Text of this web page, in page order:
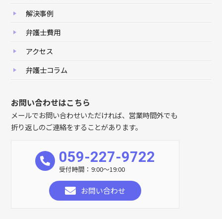
解決事例
弁護士費用
アクセス
弁護士コラム
お問い合わせはこちら
メールでお問い合わせいただければ、営業時間外でも
折り返しのご連絡をすることがあります。
059-227-9722
受付時間：9:00～19:00
お問い合わせ